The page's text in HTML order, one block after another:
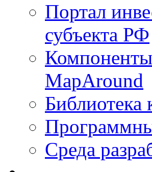
Портал
субъекта РФ
Компоненты
MapAround
Библиотека
Среда